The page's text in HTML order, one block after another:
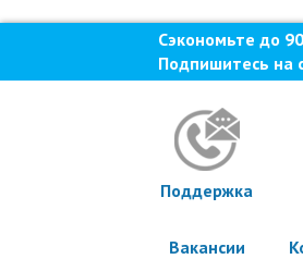
Сэкономьте до
Подпишитесь на
Поддержка
Вакансии